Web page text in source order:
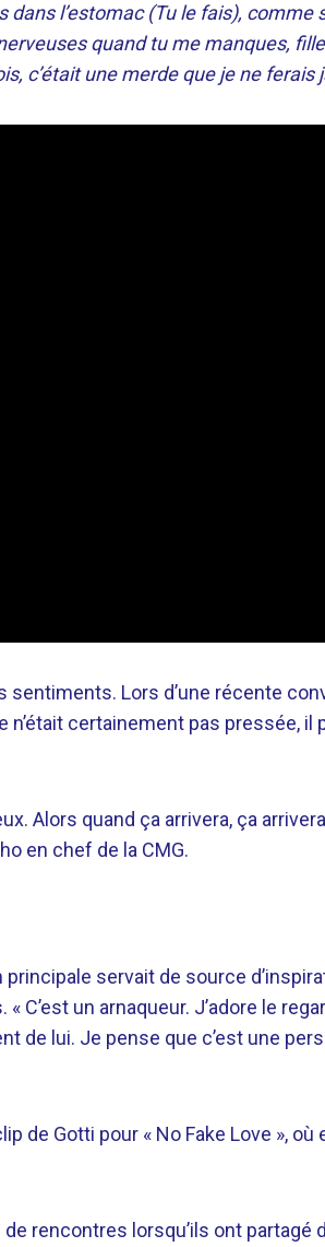
l’estomac (Tu le fais), comme
quand tu me manques,
c’était une merde que je ne ferais
sentiments. Lors d’une récente
n’était certainement pas pressée, il
Alors quand ça arrivera, ça
en chef de la CMG.
servait de source
un arnaqueur. J’adore le
de lui. Je pense que c’est une
de Gotti pour « No Fake Love », où
rencontres lorsqu’ils ont partagé